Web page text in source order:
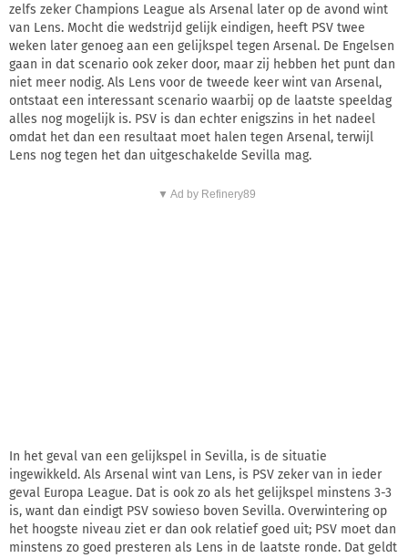
zelfs zeker Champions League als Arsenal later op de avond wint
van Lens. Mocht die wedstrijd gelijk eindigen, heeft PSV twee
weken later genoeg aan een gelijkspel tegen Arsenal. De Engelsen
gaan in dat scenario ook zeker door, maar zij hebben het punt dan
niet meer nodig. Als Lens voor de tweede keer wint van Arsenal,
ontstaat een interessant scenario waarbij op de laatste speeldag
alles nog mogelijk is. PSV is dan echter enigszins in het nadeel
omdat het dan een resultaat moet halen tegen Arsenal, terwijl
Lens nog tegen het dan uitgeschakelde Sevilla mag.
▼ Ad by Refinery89
In het geval van een gelijkspel in Sevilla, is de situatie
ingewikkeld. Als Arsenal wint van Lens, is PSV zeker van in ieder
geval Europa League. Dat is ook zo als het gelijkspel minstens 3-3
is, want dan eindigt PSV sowieso boven Sevilla. Overwintering op
het hoogste niveau ziet er dan ook relatief goed uit; PSV moet dan
minstens zo goed presteren als Lens in de laatste ronde. Dat geldt